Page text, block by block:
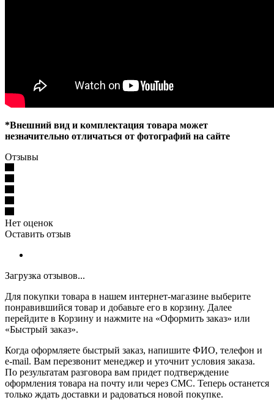
*Внешний вид и комплектация товара может
незначительно отличаться от фотографий на сайте
Отзывы
Нет оценок
Оставить отзыв
Загрузка отзывов...
Для покупки товара в нашем интернет-магазине выберите
понравившийся товар и добавьте его в корзину. Далее
перейдите в Корзину и нажмите на «Оформить заказ» или
«Быстрый заказ».
Когда оформляете быстрый заказ, напишите ФИО, телефон и
e-mail. Вам перезвонит менеджер и уточнит условия заказа.
По результатам разговора вам придет подтверждение
оформления товара на почту или через СМС. Теперь останется
только ждать доставки и радоваться новой покупке.